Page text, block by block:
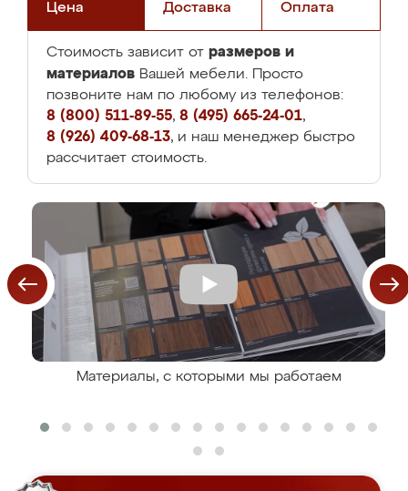
Цена Доставка Оплата
Стоимость зависит от размеров и
материалов Вашей мебели. Просто
позвоните нам по любому из телефонов:
8 (800) 511-89-55, 8 (495) 665-24-01,
8 (926) 409-68-13, и наш менеджер быстро
рассчитает стоимость.
Материалы, с которыми мы работаем